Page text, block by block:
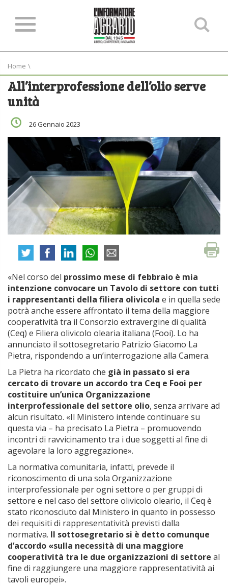
Home \
All’interprofessione dell’olio serve
unità
26 Gennaio 2023
«Nel corso del prossimo mese di febbraio è mia
intenzione convocare un Tavolo di settore con tutti
i rappresentanti della filiera olivicola e in quella sede
potrà anche essere affrontato il tema della maggiore
cooperatività tra il Consorzio extravergine di qualità
(Ceq) e Filiera olivicolo olearia italiana (Fooi). Lo ha
annunciato il sottosegretario Patrizio Giacomo La
Pietra, rispondendo a un’interrogazione alla Camera.
La Pietra ha ricordato che già in passato si era
cercato di trovare un accordo tra Ceq e Fooi per
costituire un’unica Organizzazione
interprofessionale del settore olio, senza arrivare ad
alcun risultato. «Il Ministero intende continuare su
questa via – ha precisato La Pietra – promuovendo
incontri di ravvicinamento tra i due soggetti al fine di
agevolare la loro aggregazione».
La normativa comunitaria, infatti, prevede il
riconoscimento di una sola Organizzazione
interprofessionale per ogni settore o per gruppi di
settore e nel caso del settore olivicolo oleario, il Ceq è
stato riconosciuto dal Ministero in quanto in possesso
dei requisiti di rappresentatività previsti dalla
normativa. Il sottosegretario si è detto comunque
d’accordo «sulla necessità di una maggiore
cooperatività tra le due organizzazioni di settore al
fine di raggiungere una maggiore rappresentatività ai
tavoli europei».